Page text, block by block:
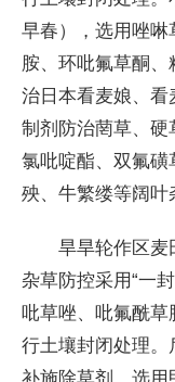
早春），选用唑
胺、环吡氟草酮
治日本看麦娘、
制剂防治菵草、
氯吡啶酯、双氟
殃、牛繁缕等阔叶
旱旱轮作区麦
杂草防控采用“一
吡草唑、吡氟酰
行土壤封闭处理。